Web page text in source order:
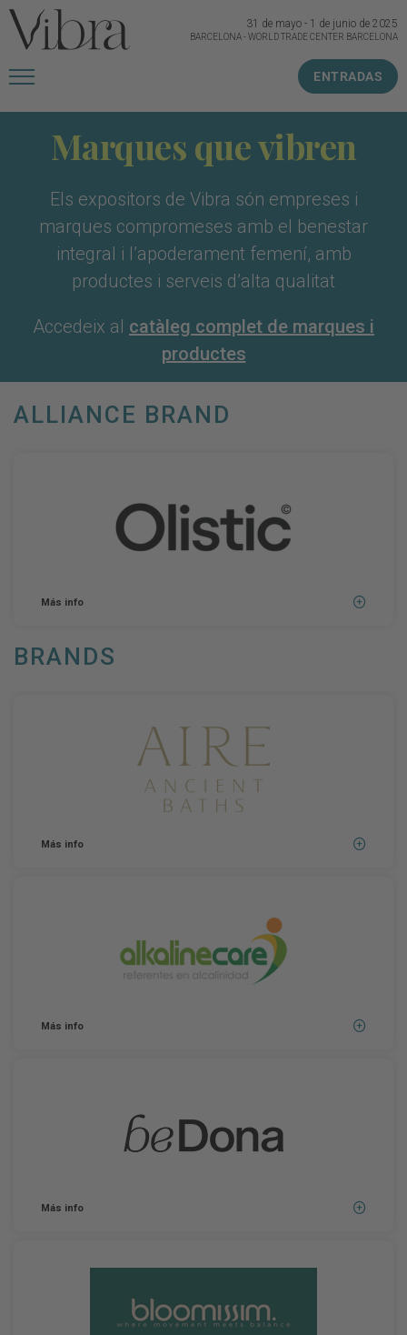
ENTRADAS
31 de mayo- 1 de junio de 2025
BARCELONA-WORLD TRADE CENTER BARCELONA
Marques que vibren
Els expositors de Vibra són empreses i
marques compromeses amb el benestar
integral i l’apoderament femení, amb
productes i serveis d’alta qualitat
Accedeix al catàleg complet de marques i
productes
ALLIANCE BRAND
Más info
BRANDS
Más info
Más info
Más info